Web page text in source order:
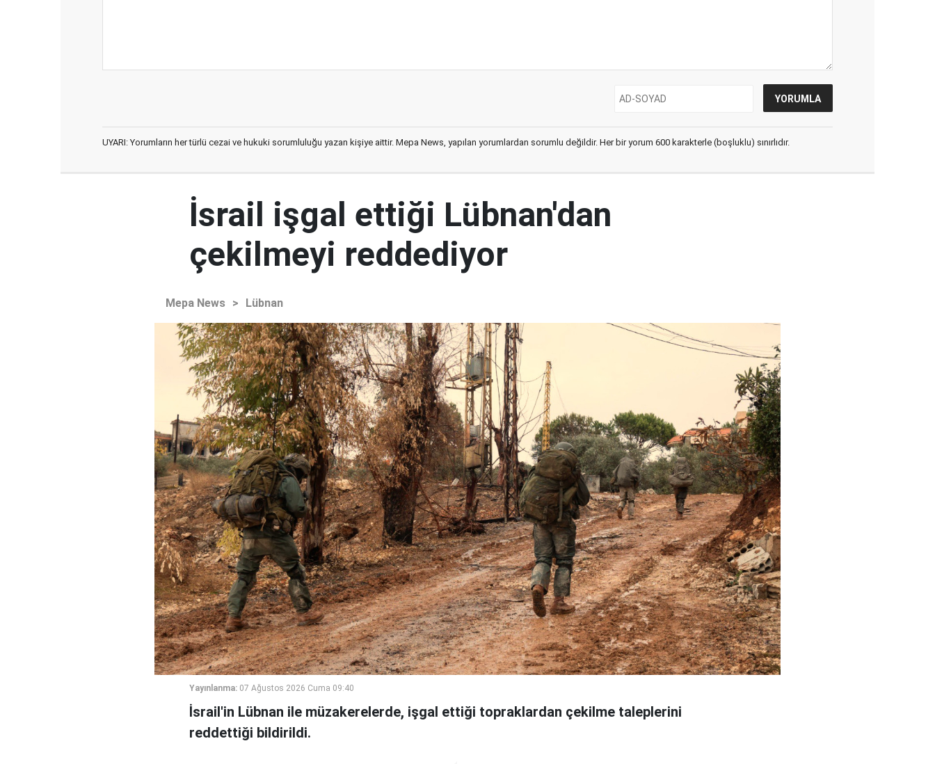
UYARI: Yorumların her türlü cezai ve hukuki sorumluluğu yazan kişiye aittir. Mepa News, yapılan yorumlardan sorumlu değildir. Her bir yorum 600 karakterle (boşluklu) sınırlıdır.
İsrail işgal ettiği Lübnan'dan
çekilmeyi reddediyor
Mepa News > Lübnan
Yayınlanma: 07 Ağustos 2026 Cuma 09:40
İsrail'in Lübnan ile müzakerelerde, işgal ettiği topraklardan çekilme taleplerini
reddettiği bildirildi.